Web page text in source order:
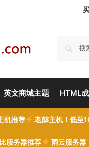
英文商城主题 HTML
机推荐 老薜主机！低至
服务器推荐 雨云服务